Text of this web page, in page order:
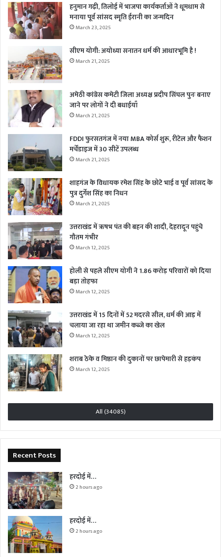
हनुमान गढ़ी, तिलोई में भाजपा कार्यकर्ताओं ने धूमधाम से
मनाया पूर्व सांसद स्मृति ईरानी का जन्मदिन
March 23, 2025
सीएम योगी: अयोध्या सनातन धर्म की आधारभूमि है !
March 21, 2025
अमेठी कांग्रेस कमेटी जिला अध्यक्ष प्रदीप सिंघल पुनः बनाए
जाने पर लोगों ने दी बधाईयाँ
March 21, 2025
FDDI फुरसतगंज में नया MBA कोर्स शुरू, रीटेल और फैशन
मर्चेंडाइज में 30 सीटें उपलब्ध
March 21, 2025
शाहगंज के विधायक रमेश सिंह के छोटे भाई व पूर्व सांसद के
पुत्र दुर्गेश सिंह का निधन
March 21, 2025
उत्तराखंड में ऋषभ पंत की बहन की शादी, देहरादून पहुंचे
गौतम गंभीर
March 12, 2025
होली से पहले सीएम योगी ने 1.86 करोड़ परिवारों को दिया
बड़ा तोहफा
March 12, 2025
उत्तराखंड में 15 दिनों में 52 मदरसे सील, धर्म की आड़ में
चलाया जा रहा था जमीन कब्जे का खेल
March 12, 2025
शराब ठेके व मिष्ठान की दुकानों पर छापेमारी से हड़कंप
March 12, 2025
All (34085)
Recent Posts
हरदोई में…
2 hours ago
हरदोई में…
2 hours ago